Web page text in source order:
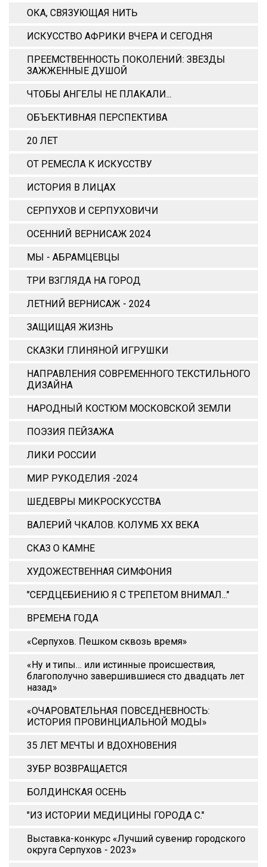
ОКА, СВЯЗУЮЩАЯ НИТЬ
ИСКУССТВО АФРИКИ ВЧЕРА И СЕГОДНЯ
ПРЕЕМСТВЕННОСТЬ ПОКОЛЕНИЙ: ЗВЕЗДЫ
ЗАЖЖЕННЫЕ ДУШОЙ
ЧТОБЫ АНГЕЛЫ НЕ ПЛАКАЛИ...
ОБЪЕКТИВНАЯ ПЕРСПЕКТИВА
20 ЛЕТ
ОТ РЕМЕСЛА К ИСКУССТВУ
ИСТОРИЯ В ЛИЦАХ
СЕРПУХОВ И СЕРПУХОВИЧИ
ОСЕННИЙ ВЕРНИСАЖ 2024
МЫ - АБРАМЦЕВЦЫ
ТРИ ВЗГЛЯДА НА ГОРОД
ЛЕТНИЙ ВЕРНИСАЖ - 2024
ЗАЩИЩАЯ ЖИЗНЬ
СКАЗКИ ГЛИНЯНОЙ ИГРУШКИ
НАПРАВЛЕНИЯ СОВРЕМЕННОГО ТЕКСТИЛЬНОГО
ДИЗАЙНА
НАРОДНЫЙ КОСТЮМ МОСКОВСКОЙ ЗЕМЛИ
ПОЭЗИЯ ПЕЙЗАЖА
ЛИКИ РОССИИ
МИР РУКОДЕЛИЯ -2024
ШЕДЕВРЫ МИКРОСКУССТВА
ВАЛЕРИЙ ЧКАЛОВ. КОЛУМБ ХХ ВЕКА
СКАЗ О КАМНЕ
ХУДОЖЕСТВЕННАЯ СИМФОНИЯ
"СЕРДЦЕБИЕНИЮ Я С ТРЕПЕТОМ ВНИМАЛ..."
ВРЕМЕНА ГОДА
«Серпухов. Пешком сквозь время»
«Ну и типы… или истинные происшествия,
благополучно завершившиеся сто двадцать лет
назад»
«ОЧАРОВАТЕЛЬНАЯ ПОВСЕДНЕВНОСТЬ:
ИСТОРИЯ ПРОВИНЦИАЛЬНОЙ МОДЫ»
35 ЛЕТ МЕЧТЫ И ВДОХНОВЕНИЯ
ЗУБР ВОЗВРАЩАЕТСЯ
БОЛДИНСКАЯ ОСЕНЬ
"ИЗ ИСТОРИИ МЕДИЦИНЫ ГОРОДА С."
Выставка-конкурс «Лучший сувенир городского
округа Серпухов - 2023»